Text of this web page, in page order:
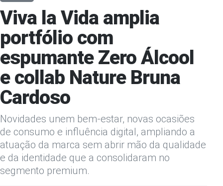
Viva la Vida amplia
portfólio com
espumante Zero Álcool
e collab Nature Bruna
Cardoso
Novidades unem bem-estar, novas ocasiões
de consumo e influência digital, ampliando a
atuação da marca sem abrir mão da qualidade
e da identidade que a consolidaram no
segmento premium.